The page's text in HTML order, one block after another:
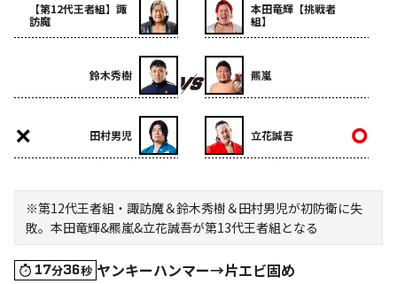
【第12代王者組】諏
訪魔
鈴木秀樹
田村男児
本田竜輝【挑戦者
組】
羆嵐
立花誠吾
※第12代王者組・諏訪魔＆鈴木秀樹＆田村男児が初防衛に失
敗。本田竜輝&羆嵐&立花誠吾が第13代王者組となる
17分36秒 ヤンキーハンマー→片エビ固め